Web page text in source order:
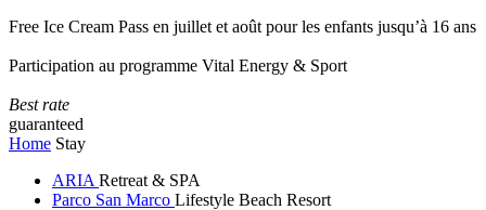
Free Ice Cream Pass en juillet et août pour les enfants jusqu’à 16 ans
Participation au programme Vital Energy & Sport
Best rate
guaranteed
Home Stay
ARIA Retreat & SPA
Parco San Marco Lifestyle Beach Resort